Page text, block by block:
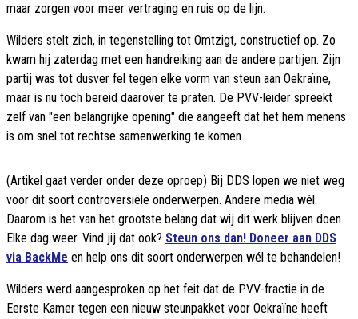
maar zorgen voor meer vertraging en ruis op de lijn.
Wilders stelt zich, in tegenstelling tot Omtzigt, constructief op. Zo
kwam hij zaterdag met een handreiking aan de andere partijen. Zijn
partij was tot dusver fel tegen elke vorm van steun aan Oekraïne,
maar is nu toch bereid daarover te praten. De PVV-leider spreekt
zelf van "een belangrijke opening" die aangeeft dat het hem menens
is om snel tot rechtse samenwerking te komen.
(Artikel gaat verder onder deze oproep) Bij DDS lopen we niet weg
voor dit soort controversiële onderwerpen. Andere media wél.
Daarom is het van het grootste belang dat wij dit werk blijven doen.
Elke dag weer. Vind jij dat ook? Steun ons dan! Doneer aan DDS
via BackMe en help ons dit soort onderwerpen wél te behandelen!
Wilders werd aangesproken op het feit dat de PVV-fractie in de
Eerste Kamer tegen een nieuw steunpakket voor Oekraïne heeft